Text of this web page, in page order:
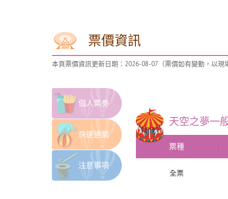
票價資訊
本頁票價資訊更新日期： 2026-08-07 （票價如有變動，以
個人票劵
快速通關
注意事項
天空之夢一
票種
全票